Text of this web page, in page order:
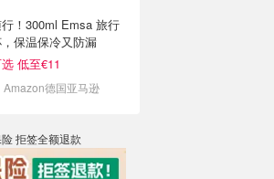
！300ml Emsa 旅行
保温保冷又防漏
低至€11
Amazon德国亚马逊
拒签全额退款